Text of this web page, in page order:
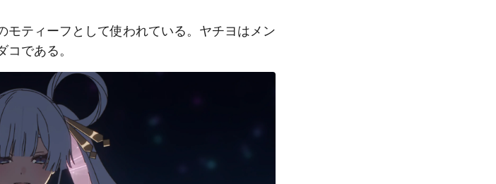
ティーフとして使われている。ヤチヨはメン
である。